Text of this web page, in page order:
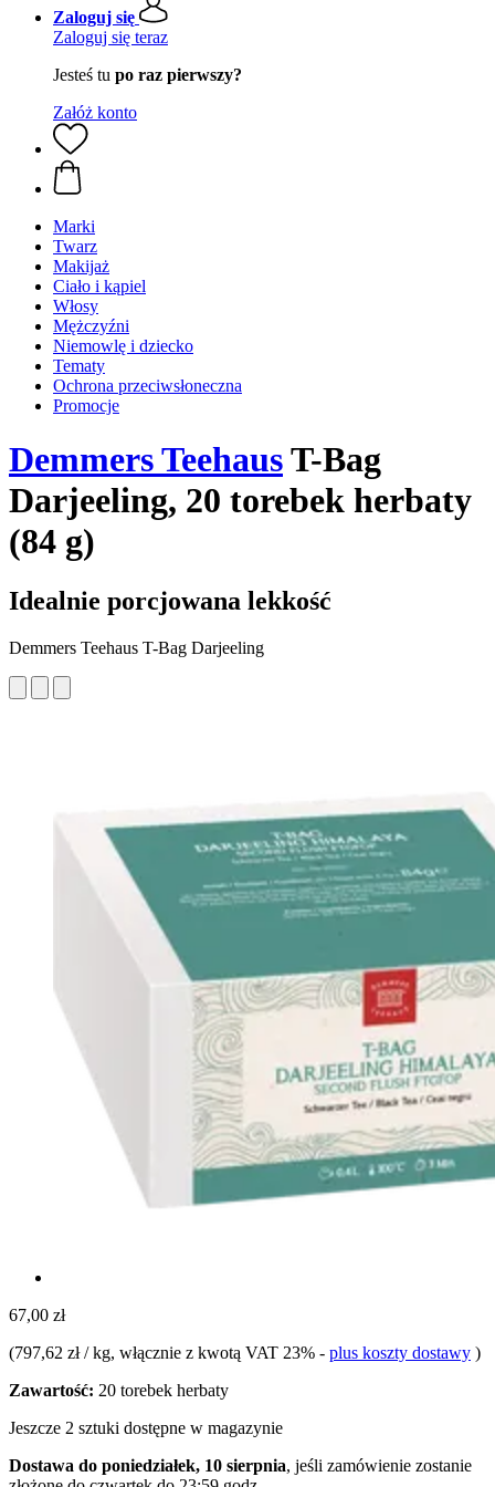
Zaloguj się
Zaloguj się teraz
Jesteś tu po raz pierwszy?
Załóż konto
Marki
Twarz
Makijaż
Ciało i kąpiel
Włosy
Mężczyźni
Niemowlę i dziecko
Tematy
Ochrona przeciwsłoneczna
Promocje
Demmers TeehausT-Bag
Darjeeling, 20 torebek herbaty
(84 g)
Idealnie porcjowana lekkość
Demmers Teehaus T-Bag Darjeeling
67,00 zł
(797,62 zł / kg, włącznie z kwotą VAT 23% - plus koszty dostawy )
Zawartość: 20 torebek herbaty
Jeszcze 2 sztuki dostępne w magazynie
Dostawa do poniedziałek, 10 sierpnia, jeśli zamówienie zostanie